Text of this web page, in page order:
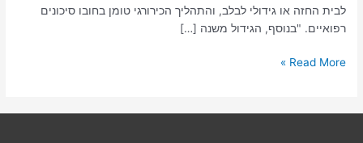
לבית החזה או גידולי לבלב, והתהליך הכירורגי טומן בחובו סיכונים
רפואיים. "בנוסף, הגידול משנה […]
Read More »